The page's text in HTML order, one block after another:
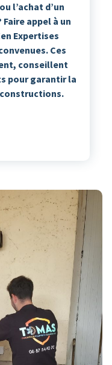
l’achat d’un
appel à un
Expertises
Ces
conseillent
pour garantir la